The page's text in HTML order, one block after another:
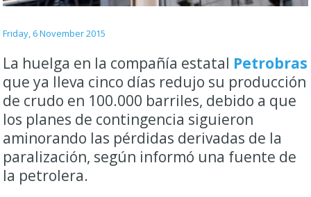
Friday, 6 November 2015
La huelga en la compañía estatal Petrobras
que ya lleva cinco días redujo su producción
de crudo en 100.000 barriles, debido a que
los planes de contingencia siguieron
aminorando las pérdidas derivadas de la
paralización, según informó una fuente de
la petrolera.